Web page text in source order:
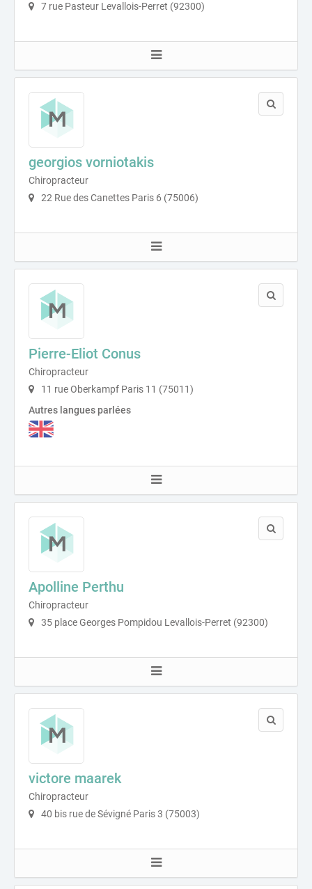
7 rue Pasteur Levallois-Perret (92300)
georgios vorniotakis
Chiropracteur
22 Rue des Canettes Paris 6 (75006)
Pierre-Eliot Conus
Chiropracteur
11 rue Oberkampf Paris 11 (75011)
Autres langues parlées
Apolline Perthu
Chiropracteur
35 place Georges Pompidou Levallois-Perret (92300)
victore maarek
Chiropracteur
40 bis rue de Sévigné Paris 3 (75003)